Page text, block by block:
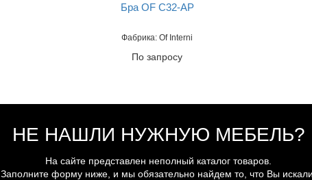
Бра OF C32-AP
Фабрика: Of Interni
По запросу
НЕ НАШЛИ НУЖНУЮ МЕБЕЛЬ?
На сайте представлен неполный каталог товаров.
Заполните форму ниже, и мы обязательно найдем то, что Вы